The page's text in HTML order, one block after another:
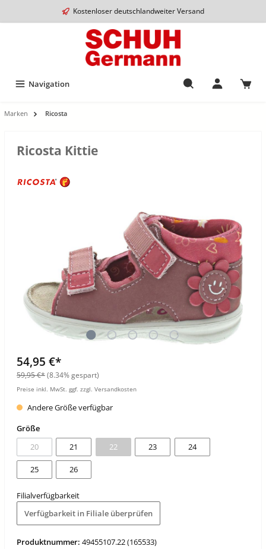
Kostenloser deutschlandweiter Versand
Navigation
Marken Ricosta
Ricosta Kittie
54,95 €*
59,95 €*(8.34% gespart)
Preise inkl. MwSt. ggf. zzgl. Versandkosten
Andere Größe verfügbar
Größe
20
21 22 23 24
25 26
Filialverfügbarkeit
Verfügbarkeit in Filiale überprüfen
Produktnummer: 49455107.22 (165533)